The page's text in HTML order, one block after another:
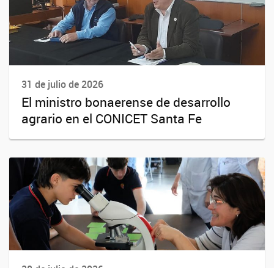
31 de julio de 2026
El ministro bonaerense de desarrollo
agrario en el CONICET Santa Fe